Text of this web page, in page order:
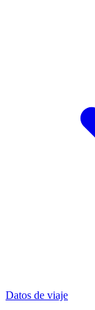
Datos de viaje